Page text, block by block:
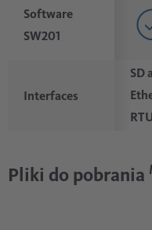
Software
SW201
Interfaces
SD
Pliki do pobrania